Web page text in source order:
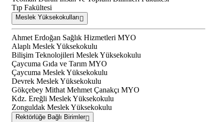
Tıp Fakültesi
Meslek Yüksekokulları
Ahmet Erdoğan Sağlık Hizmetleri MYO
Alaplı Meslek Yüksekokulu
Bilişim Teknolojileri Meslek Yüksekokulu
Çaycuma Gıda ve Tarım MYO
Çaycuma Meslek Yüksekokulu
Devrek Meslek Yüksekokulu
Gökçebey Mithat Mehmet Çanakçı MYO
Kdz. Ereğli Meslek Yüksekokulu
Zonguldak Meslek Yüksekokulu
Rektörlüğe Bağlı Birimler